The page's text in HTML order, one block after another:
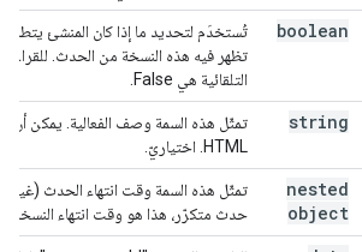
boolean
تُستخدَم لتحديد ما إذا كان المنشئ
تظهر فيه هذه النسخة من الحدث. للقراءة
التلقائية هي False.
string
تمثّل هذه السمة وصف الفعالية. يمكن أن
HTML. اختياريّ.
nested
object
تمثّل هذه السمة وقت انتهاء الحدث (غير
حدث متكرّر، هذا هو وقت انتهاء النسخة